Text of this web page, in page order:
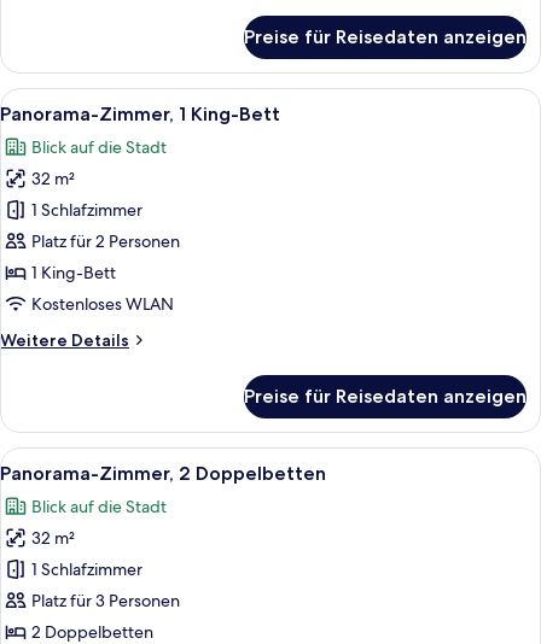
Zimmer,
Doppelbett
Preise für Reisedaten anzeigen
Alle
Fotos
für
Panorama-
Zimmer,
1 King-
Bett
anzeigen
Ein Hotelzimmer mit Bett, Stuhl,
9
Panorama-Zimmer, 1 King-Bett
Blick auf die Stadt
32 m²
1 Schlafzimmer
Platz für 2 Personen
1 King-Bett
Kostenloses WLAN
Weitere Details
Weitere
Zimmer,
1 King-
Bett
Preise für Reisedaten anzeigen
Alle
Fotos
für
Panorama-
Zimmer,
2 Doppelbetten
anzeigen
Ein Hotelzimmer mit zwei Betten,
10
Panorama-Zimmer, 2 Doppelbetten
Blick auf die Stadt
32 m²
1 Schlafzimmer
Platz für 3 Personen
2 Doppelbetten